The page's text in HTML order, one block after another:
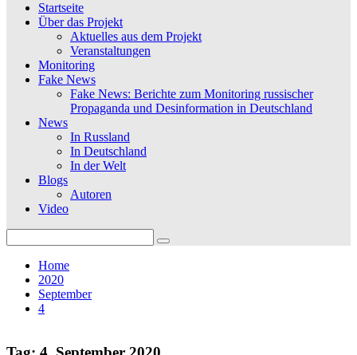
Startseite
Über das Projekt
Aktuelles aus dem Projekt
Veranstaltungen
Monitoring
Fake News
Fake News: Berichte zum Monitoring russischer
Propaganda und Desinformation in Deutschland
News
In Russland
In Deutschland
In der Welt
Blogs
Autoren
Video
for:
Home
2020
September
4